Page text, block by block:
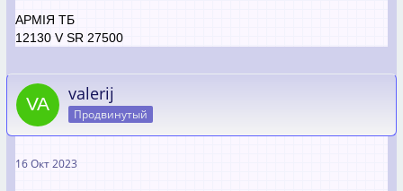
АРМІЯ ТБ
12130 V SR 27500
valerij
Продвинутый
16 Окт 2023